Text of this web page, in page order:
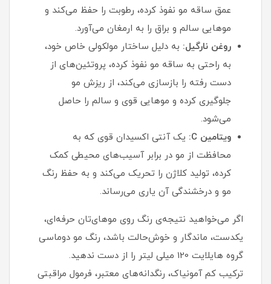
عمق ساقه مو نفوذ کرده، رطوبت را حفظ می‌کند و
موهایی سالم و براق را به ارمغان می‌آورد.
روغن نارگیل: به دلیل ساختار مولکولی خاص خود،
به راحتی به ساقه مو نفوذ کرده، پروتئین‌های از
دست رفته را بازسازی می‌کند، از ریزش مو
جلوگیری کرده و موهایی قوی و سالم را حاصل
می‌شود.
ویتامین C:
یک آنتی‌ اکسیدان قوی که به
محافظت از مو در برابر آسیب‌های محیطی کمک
کرده، تولید کلاژن را تحریک می‌کند و به حفظ رنگ
مو و درخشندگی آن یاری می‌رساند.
اگر می‌خواهید نتیجه‌ی رنگ روی موهای‌تان حرفه‌ای،
یکدست، ماندگار و خوش‌حالت باشد، رنگ مو دوماسی
گروه هایلایت 120 میلی لیتر را از دست ندهید.
ترکیب کم‌ آمونیاک، رنگدانه‌های معتبر، فرمول مراقبتی